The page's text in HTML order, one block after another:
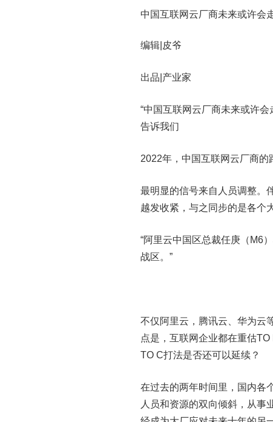
中国互联网云厂商未来或许会
编辑|皮爷
出品|产业家
“中国互联网云厂商未来或许
告诉我们
2022年，中国互联网云厂商的
最明显的信号来自人员调整。
越发收紧，与之同步的是各个
“阿里云中国区总裁任庚（M6
战区。”
不仅阿里云，腾讯云、华为云
点是，互联网企业都在重估
TO C打法是否还可以延续？
在过去的两年时间里，国内各
人员和资源的双向倾斜，从事